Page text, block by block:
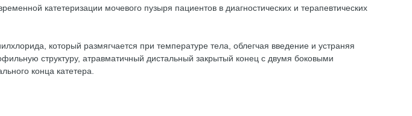
катетеризации мочевого пузыря пациентов в диагностических и терапевтических
который размягчается при температуре тела, облегчая введение и устраняя
структуру, атравматичный дистальный закрытый конец с двумя боковыми
конца катетера.